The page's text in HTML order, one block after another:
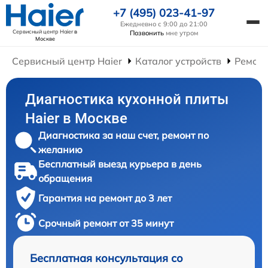
Сервисный центр Haierв
Москве
+7 (495) 023-41-97
Ежедневно с 9:00 до 21:00
Позвонить мне утром
Сервисный центр Haier Каталог устройств
Диагностика кухонной плиты
Haier в Москве
Диагностика за наш счет, ремонт по
желанию
Бесплатный выезд курьера в день
обращения
Гарантия на ремонт до 3 лет
Срочный ремонт от 35 минут
Бесплатная консультация со